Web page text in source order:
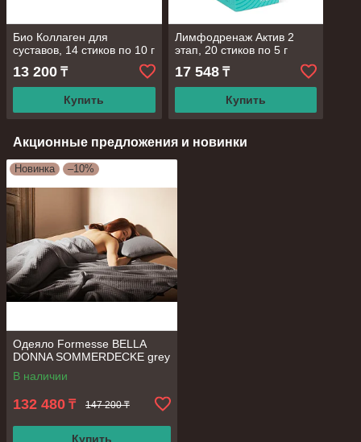
Био Коллаген для
суставов, 14 стиков по 10 г
13 200 ₸
Купить
Лимфодренаж Актив 2
этап, 20 стиков по 5 г
17 548₸
Купить
Акционные предложения и новинки
Новинка –10%
Одеяло Formesse BELLA
DONNA SOMMERDECKE grey
В наличии
132 480 ₸ 147 200 ₸
Купить